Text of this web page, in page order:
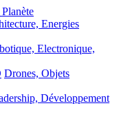
Energies
Electronique,
Drones, Objets
Développement